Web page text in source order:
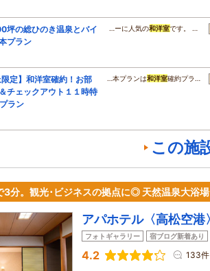
坪の総ひのき温泉とバイ
プラン
…ーに人気の和洋室です。 …
限定】和洋室確約！お部
チェックアウト１１時特
ラン
…本プランは和洋室確約プラ…
この施
3分。観光･ビジネスの拠点に◎ 天然温泉大浴
アパホテル〈高松空港
フォトギャラリー 宿ブログ新着あり
4.2 133件